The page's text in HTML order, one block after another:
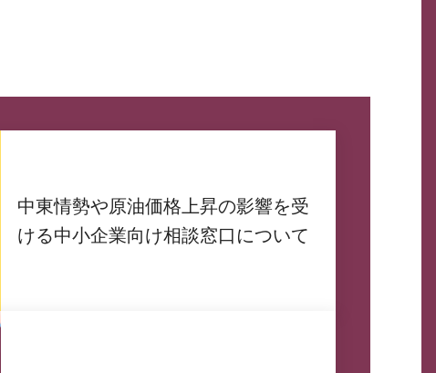
中東情勢や原油価格上昇の影響を受
ける中小企業向け相談窓口について